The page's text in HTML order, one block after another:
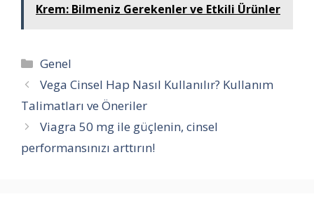
Krem: Bilmeniz Gerekenler ve Etkili Ürünler
Kategoriler
Genel
Vega Cinsel Hap Nasıl Kullanılır? Kullanım
Talimatları ve Öneriler
Viagra 50 mg ile güçlenin, cinsel
performansınızı arttırın!